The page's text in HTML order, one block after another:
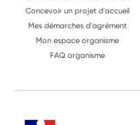
Concevoir un projet d'accueil
Mes démarches d'agrément
Mon espace organisme
FAQ organisme